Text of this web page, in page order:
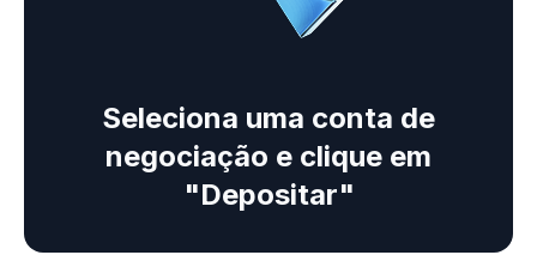
Seleciona uma conta de
negociação e clique em
"Depositar"